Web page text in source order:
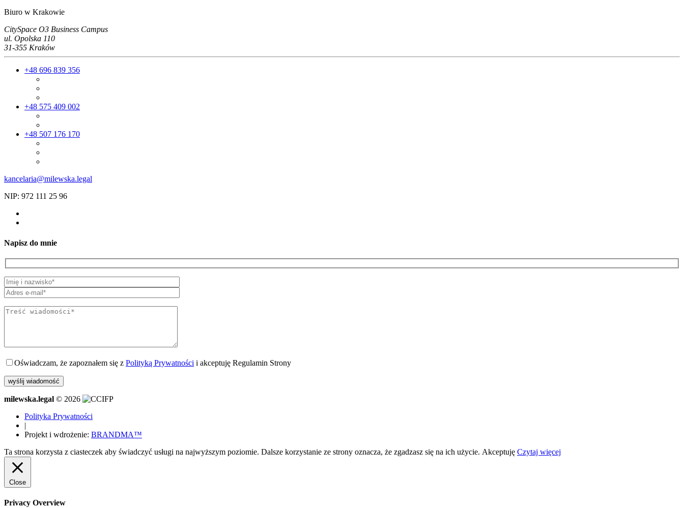
Biuro w Krakowie
CitySpace O3 Business Campus
ul. Opolska 110
31-355 Kraków
+48 696 839 356
+48 575 409 002
+48 507 176 170
kancelaria@milewska.legal
NIP: 972 111 25 96
Napisz do mnie
Oświadczam, że zapoznałem się z Polityką Prywatności i akceptuję Regulamin Strony
milewska.legal © 2026
Polityka Prywatności
|
Projekt i wdrożenie: BRANDMA™
Ta strona korzysta z ciasteczek aby świadczyć usługi na najwyższym poziomie. Dalsze korzystanie ze strony oznacza, że zgadzasz się na ich użycie. Akceptuję Czytaj więcej
Close
Privacy Overview